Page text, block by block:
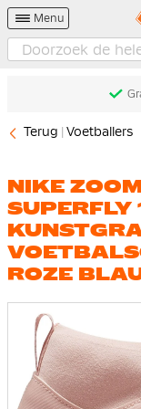
Menu
Terug Voetballers
NIKE
ROZE
afbeeldingen-
gallerij